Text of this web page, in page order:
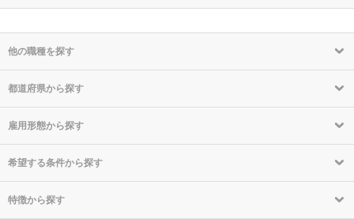
他の職種を探す
都道府県から探す
雇用形態から探す
希望する条件から探す
特徴から探す